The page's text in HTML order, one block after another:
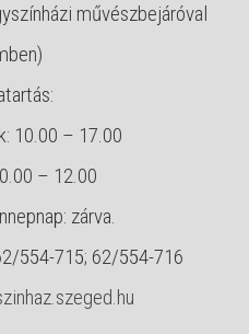
művészbejáróval
10.00 – 17.00
– 12.00
zárva.
554-715; 62/554-716